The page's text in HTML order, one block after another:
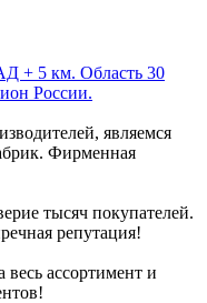
+ 5 км. Область 30
России.
являемся
Фирменная
тысяч покупателей.
репутация!
ассортимент и